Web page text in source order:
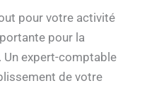
pour votre activité
pour la
Un expert-comptable
de votre